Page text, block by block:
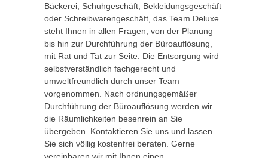
Bäckerei, Schuhgeschäft, Bekleidungsgeschäft
oder Schreibwarengeschäft, das Team Deluxe
steht Ihnen in allen Fragen, von der Planung
bis hin zur Durchführung der Büroauflösung,
mit Rat und Tat zur Seite. Die Entsorgung wird
selbstverständlich fachgerecht und
umweltfreundlich durch unser Team
vorgenommen. Nach ordnungsgemäßer
Durchführung der Büroauflösung werden wir
die Räumlichkeiten besenrein an Sie
übergeben. Kontaktieren Sie uns und lassen
Sie sich völlig kostenfrei beraten. Gerne
vereinbaren wir mit Ihnen einen